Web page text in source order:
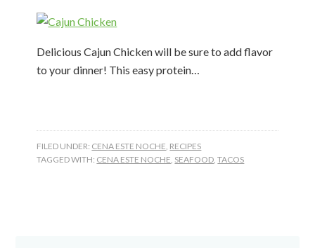
Delicious Cajun Chicken will be sure to add flavor
to your dinner! This easy protein…
FILED UNDER: CENA ESTE NOCHE, RECIPES
TAGGED WITH: CENA ESTE NOCHE, SEAFOOD,TACOS